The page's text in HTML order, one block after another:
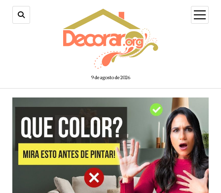
9 de agosto de 2026
abrir
menú